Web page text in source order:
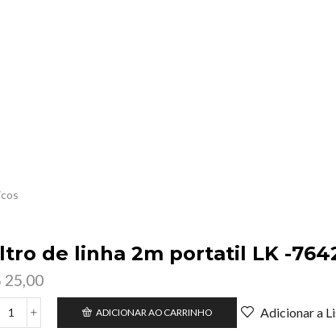
de linha 2m portatil LK -
25,00
Filtro
ADICIONAR AO CARRINHO Adicionar a